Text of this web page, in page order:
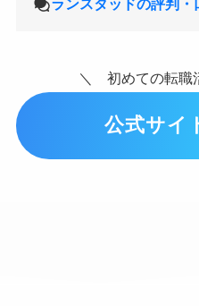
ランスタッドの評判・
＼ 初めての転職
公式サイ